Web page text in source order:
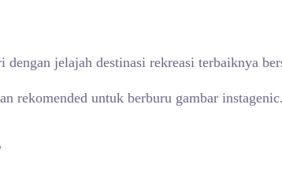
jelajah destinasi rekreasi terbaiknya
rekomended untuk berburu gambar instagenic.